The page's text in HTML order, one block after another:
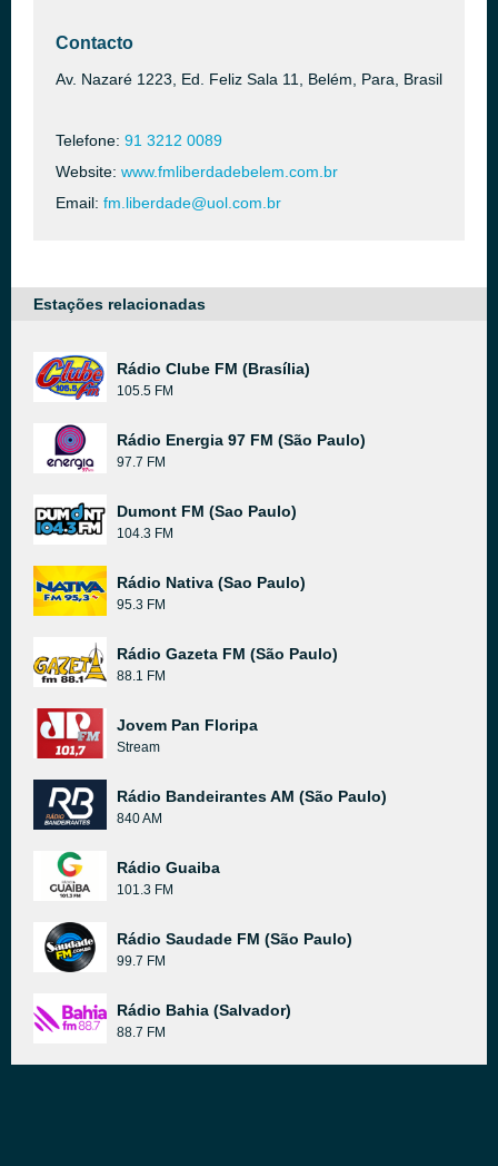
Contacto
Av. Nazaré 1223, Ed. Feliz Sala 11, Belém, Para, Brasil
Telefone: 91 3212 0089
Website: www.fmliberdadebelem.com.br
Email: fm.liberdade@uol.com.br
Estações relacionadas
Rádio Clube FM (Brasília)
105.5 FM
Rádio Energia 97 FM (São Paulo)
97.7 FM
Dumont FM (Sao Paulo)
104.3 FM
Rádio Nativa (Sao Paulo)
95.3 FM
Rádio Gazeta FM (São Paulo)
88.1 FM
Jovem Pan Floripa
Stream
Rádio Bandeirantes AM (São Paulo)
840 AM
Rádio Guaiba
101.3 FM
Rádio Saudade FM (São Paulo)
99.7 FM
Rádio Bahia (Salvador)
88.7 FM